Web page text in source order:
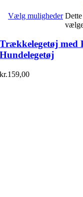
Vælg muligheder
Trækkelegetøj med
Hundelegetøj
kr.159,00